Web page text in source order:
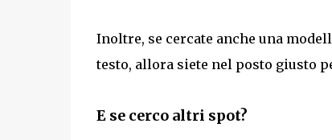
Inoltre, se cercate anche una
testo, allora siete nel posto giusto
E se cerco altri spot?